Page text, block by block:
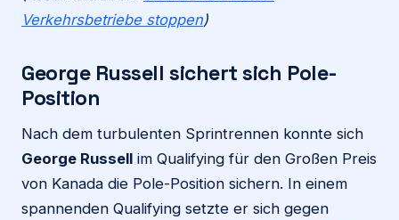
Verkehrsbetriebe stoppen)
George Russell sichert sich Pole-
Position
Nach dem turbulenten Sprintrennen konnte sich
George Russell im Qualifying für den Großen Preis
von Kanada die Pole-Position sichern. In einem
spannenden Qualifying setzte er sich gegen